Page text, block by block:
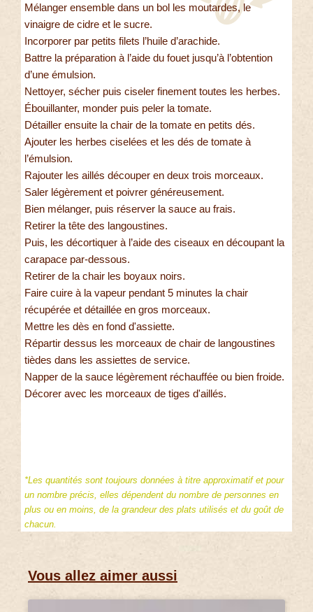
Mélanger ensemble dans un bol les moutardes, le
vinaigre de cidre et le sucre.
Incorporer par petits filets l’huile d’arachide.
Battre la préparation à l’aide du fouet jusqu’à l’obtention
d’une émulsion.
Nettoyer, sécher puis ciseler finement toutes les herbes.
Ébouillanter, monder puis peler la tomate.
Détailler ensuite la chair de la tomate en petits dés.
Ajouter les herbes ciselées et les dés de tomate à
l’émulsion.
Rajouter les aillés découper en deux trois morceaux.
Saler légèrement et poivrer généreusement.
Bien mélanger, puis réserver la sauce au frais.
Retirer la tête des langoustines.
Puis, les décortiquer à l’aide des ciseaux en découpant la
carapace par-dessous.
Retirer de la chair les boyaux noirs.
Faire cuire à la vapeur pendant 5 minutes la chair
récupérée et détaillée en gros morceaux.
Mettre les dès en fond d'assiette.
Répartir dessus les morceaux de chair de langoustines
tièdes dans les assiettes de service.
Napper de la sauce légèrement réchauffée ou bien froide.
Décorer avec les morceaux de tiges d'aillés.
*Les quantités sont toujours données à titre approximatif et pour
un nombre précis, elles dépendent du nombre de personnes en
plus ou en moins, de la grandeur des plats utilisés et du goût de
chacun.
Vous allez aimer aussi